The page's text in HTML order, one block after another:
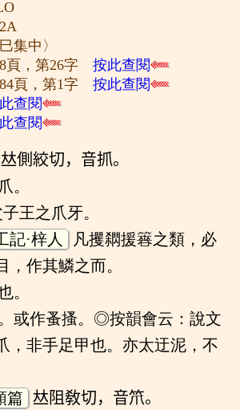
中〉
頁，第26字按此查閱
頁，第1字按此查閱
查閱
查閱
𠀤側絞切，音抓。
。
王之爪牙。
記·梓人
凡攫閷援簭之類，必
，作其鱗之而。
。
或作蚤搔。◎按韻會云：說文
，非手足甲也。亦太迂泥，不
篇 𠀤阻敎切，音笊。